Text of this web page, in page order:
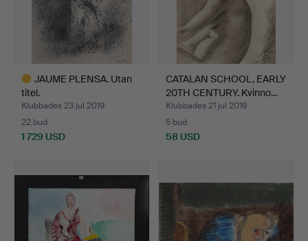
JAUME PLENSA. Utan
titel.
Klubbades 23 jul 2019
22 bud
1 729 USD
CATALAN SCHOOL, EARLY
20TH CENTURY. Kvinno…
Klubbades 21 jul 2019
5 bud
58 USD